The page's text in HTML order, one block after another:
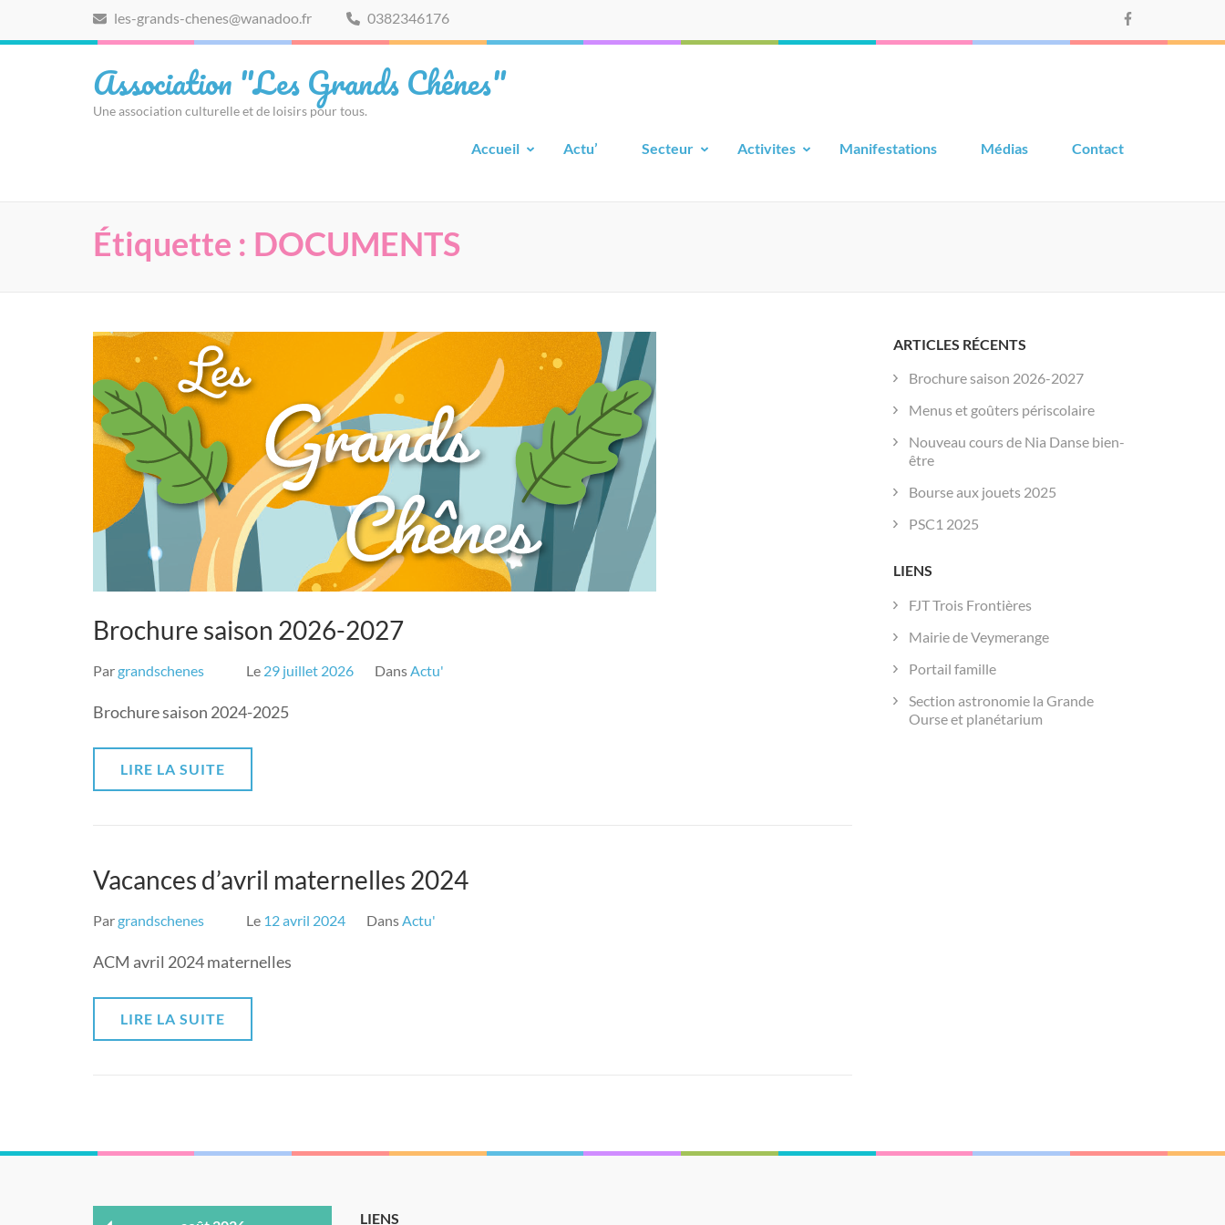
les-grands-chenes@wanadoo.fr 0382346176
Association "Les Grands Chênes"
Une association culturelle et de loisirs pour tous.
Accueil Actu’ Secteur Activites Manifestations Médias Contact
Étiquette : DOCUMENTS
Brochure saison 2026-2027
Pargrandschenes Le 29 juillet 2026 DansActu'
Brochure saison 2024-2025
LIRE LA SUITE
Vacances d’avril maternelles 2024
Pargrandschenes Le 12 avril 2024 DansActu'
ACM avril 2024 maternelles
LIRE LA SUITE
ARTICLES RÉCENTS
Brochure saison 2026-2027
Menus et goûters périscolaire
Nouveau cours de Nia Danse bien-
être
Bourse aux jouets 2025
PSC1 2025
LIENS
FJT Trois Frontières
Mairie de Veymerange
Portail famille
Section astronomie la Grande
Ourse et planétarium
LIENS